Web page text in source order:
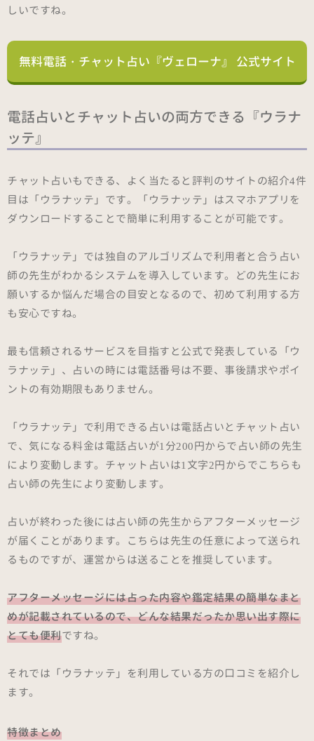
しいですね。
無料電話・チャット占い『ヴェローナ』 公式サイト
電話占いとチャット占いの両方できる『ウラナ
ッテ』
チャット占いもできる、よく当たると評判のサイトの紹介4件
目は「ウラナッテ」です。「ウラナッテ」はスマホアプリを
ダウンロードすることで簡単に利用することが可能です。
「ウラナッテ」では独自のアルゴリズムで利用者と合う占い
師の先生がわかるシステムを導入しています。どの先生にお
願いするか悩んだ場合の目安となるので、初めて利用する方
も安心ですね。
最も信頼されるサービスを目指すと公式で発表している「ウ
ラナッテ」、占いの時には電話番号は不要、事後請求やポイ
ントの有効期限もありません。
「ウラナッテ」で利用できる占いは電話占いとチャット占い
で、気になる料金は電話占いが1分200円からで占い師の先生
により変動します。チャット占いは1文字2円からでこちらも
占い師の先生により変動します。
占いが終わった後には占い師の先生からアフターメッセージ
が届くことがあります。こちらは先生の任意によって送られ
るものですが、運営からは送ることを推奨しています。
アフターメッセージには占った内容や鑑定結果の簡単なまと
めが記載されているので、どんな結果だったか思い出す際に
とても便利ですね。
それでは「ウラナッテ」を利用している方の口コミを紹介し
ます。
特徴まとめ